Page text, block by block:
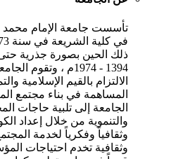
تأسست جامعة الإمام محمد
ذلك الحين بصورة جذرية
1394 - 1974م ،
الالتزام بالقيم الإسلامية
المساهمة في بناء مجتمع
الجامعة إلى تلبية حاجات
والتنموية من خلال إعداد
وثقافياً وفكرياً لخدمة
وثقافية تخدم احتياجات